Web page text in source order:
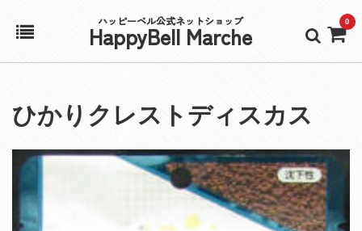
ハッピーベル公式ネットショップ
HappyBell Marche 0
アカウント
カート
ひかりクレストディスカス